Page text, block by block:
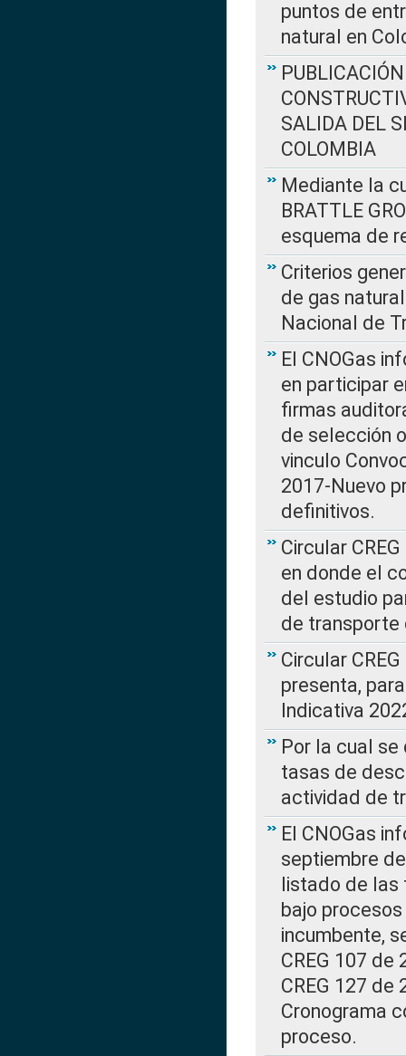
puntos de
natural en
SALIDA DEL
COLOMBIA
Mediante la
BRATTLE
esquema de
Criterios
de gas
Nacional de
El CNOGas
en participar
firmas
de selección
vinculo
2017-Nuevo
definitivos.
Circular
en donde el
del estudio
de transporte
Circular
presenta,
Indicativa
Por la cual
tasas de
actividad de
El CNOGas
septiembre
listado de las
bajo
incumbente,
CREG 107
CREG 127 de
Cronograma
proceso.